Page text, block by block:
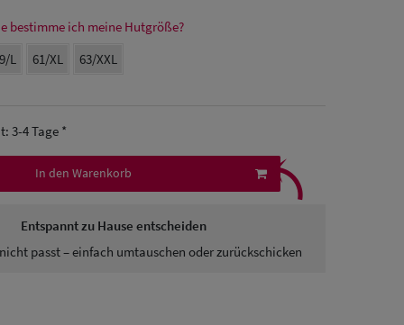
bestimme ich meine Hutgröße?
L 61/XL 63/XXL
3-4 Tage *
In den Warenkorb
Entspannt zu Hause entscheiden
passt – einfach umtauschen oder zurückschicken
⤹